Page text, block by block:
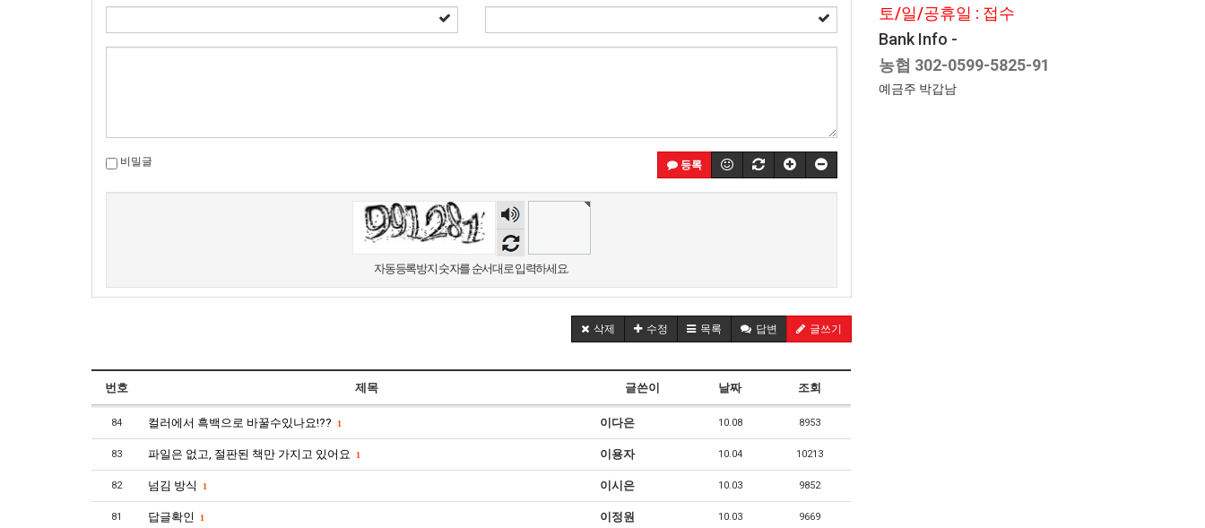
등록
비밀글
숫자
음성
듣기
자동등록방지 숫자를 순서대로 입력하세요.
삭제 수정 목록 답변 글쓰기
번호 제목 글쓴이 날짜 조회
84 컬러에서 흑백으로 바꿀수있나요!?? 1 이다은 10.08 8953
83 파일은 없고, 절판된 책만 가지고 있어요 1 이용자 10.04 10213
82 넘김 방식 1 이시은 10.03 9852
81 답글확인 1 이정원 10.03 9669
토/일/공휴일 : 접수
Bank Info -
농협 302-0599-5825-91
예금주 박갑남